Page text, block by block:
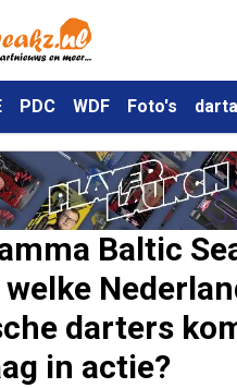
PDC WDF Foto's
Baltic
welke
darters
in actie?